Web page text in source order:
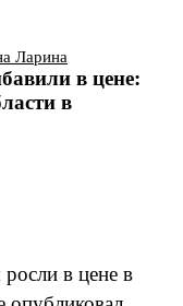
Ларина
в цене:
в
в цене в